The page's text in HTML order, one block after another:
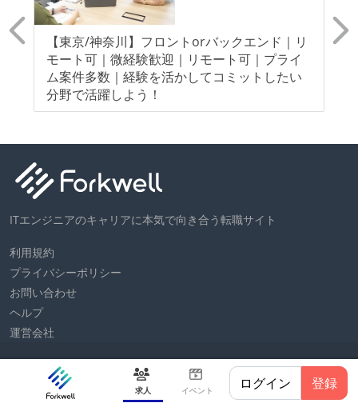
求人 イベント ログイン 登録
【東京/神奈川】フロントorバックエンド｜リ
モート可｜微経験歓迎｜リモート可｜プライ
ム案件多数｜経験を活かしてコミットしたい
分野で活躍しよう！
ITエンジニアのキャリアに本気で向き合う転職サイト
利用規約
プライバシーポリシー
お問い合わせ
ヘルプ
運営会社
Forkwell Inc. © All rights reserved.